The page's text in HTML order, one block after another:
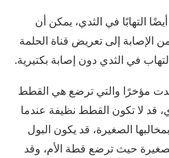
التهابًا في الثدي، يمكن أن
الإصابة إلى تعريض قناة الحلمة
في الثدي دون إصابة بكتيرية.
مؤخرًا والتي ترضع هي القطط
قد لا تكون القطط نظيفة عندما
الصغيرة، قد يكون البول
حيث ترضع قطة الأم، وقد